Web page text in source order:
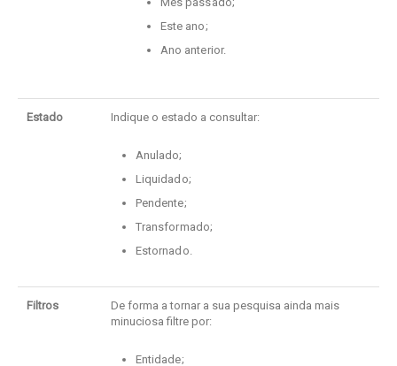
Este ano;
Ano anterior.
Estado Indique o estado a consultar:
Anulado;
Liquidado;
Pendente;
Transformado;
Estornado.
Filtros
De forma a tornar a sua pesquisa ainda mais
minuciosa filtre por:
Entidade;